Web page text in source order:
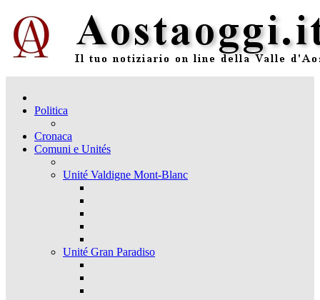
Politica
Cronaca
Comuni e Unités
Unité Valdigne Mont-Blanc
Unité Gran Paradiso